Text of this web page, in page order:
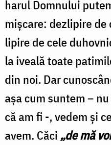
harul Domnului
mişcare: dezlipire de
lipire de cele
la iveală toate
din noi. Dar
aşa cum suntem –
că am fi -, vedem şi
avem. Căci „de mă